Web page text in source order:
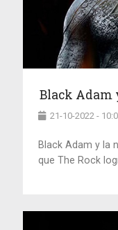
Black Adam
21-10-2022 -
Black Adam y la
que The Rock